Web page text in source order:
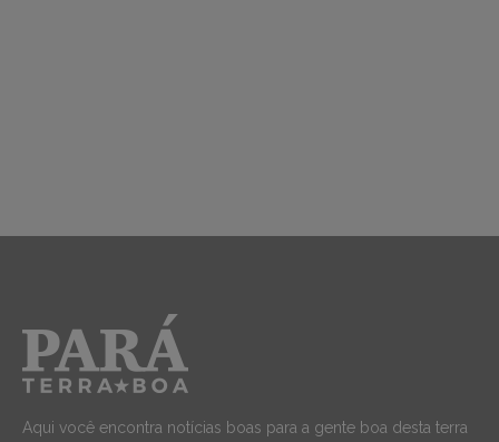
Aqui você encontra notícias boas para a gente boa desta terra